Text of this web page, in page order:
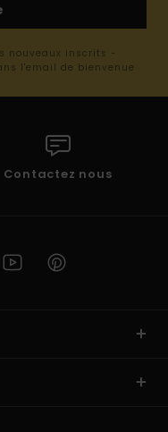
nouveaux inscrits -
l'email de bienvenue
Contactez nous